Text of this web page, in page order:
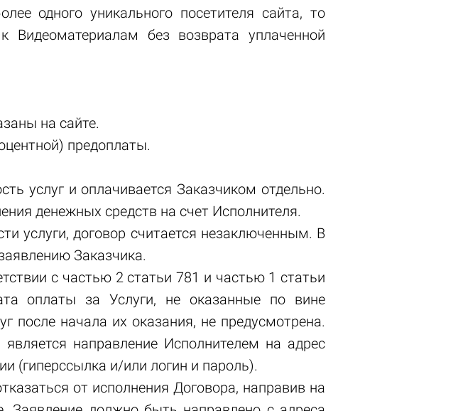
одного уникального посетителя сайта, то
Видеоматериалам без возврата уплаченной
на сайте.
предоплаты.
услуг и оплачивается Заказчиком отдельно.
денежных средств на счет Исполнителя.
услуги, договор считается незаключенным. В
Заказчика.
с частью 2 статьи 781 и частью 1 статьи
оплаты за Услуги, не оказанные по вине
после начала их оказания, не предусмотрена.
направление Исполнителем на адрес
(гиперссылка и/или логин и пароль).
от исполнения Договора, направив на